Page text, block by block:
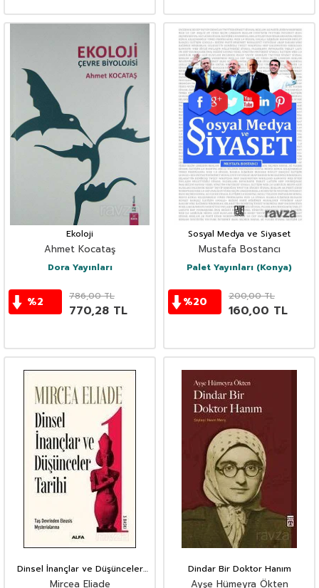
Ekoloji
Ahmet Kocataş
Dora Yayınları
%2 786,00TL
770,28 TL
Sosyal Medya ve Siyaset
Mustafa Bostancı
Palet Yayınları (Konya)
%20 200,00TL
160,00 TL
Dinsel İnançlar ve Düşünceler
Tarihi 1
Mircea Eliade
Dindar Bir Doktor Hanım
Ayşe Hümeyra Ökten